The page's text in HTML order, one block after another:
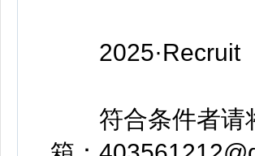
2025·Recruit
符合条件者请将